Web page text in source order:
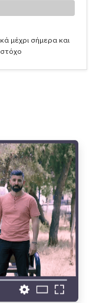
μέχρι σήμερα και